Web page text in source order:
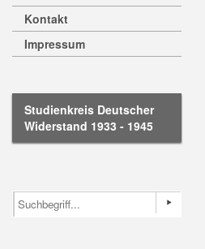
Kontakt
Impressum
Studienkreis Deutscher
Widerstand 1933 - 1945